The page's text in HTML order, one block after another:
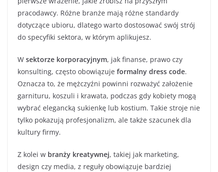
pracodawcy. Różne branże mają różne standardy
dotyczące ubioru, dlatego warto dostosować swój strój
do specyfiki sektora, w którym aplikujesz.
W sektorze korporacyjnym, jak finanse, prawo czy
konsulting, często obowiązuje formalny dress code.
Oznacza to, że mężczyźni powinni rozważyć założenie
garnituru, koszuli i krawata, podczas gdy kobiety mogą
wybrać elegancką sukienkę lub kostium. Takie stroje nie
tylko pokazują profesjonalizm, ale także szacunek dla
kultury firmy.
Z kolei w branży kreatywnej, takiej jak marketing,
design czy media, z reguły obowiązuje bardziej